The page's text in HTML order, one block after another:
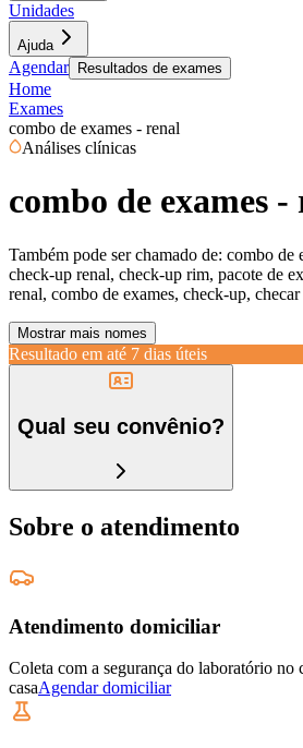
Unidades
Ajuda
Agendar Resultados de exames
Home
Exames
combo de exames - renal
Análises clínicas
combo de exames -
Também pode ser chamado de: combo de
check-up renal, check-up rim, pacote de
renal, combo de exames, check-up, checar
Mostrar mais nomes
Resultado em até 7 dias úteis
Qual seu convênio?
Sobre o atendimento
Atendimento domiciliar
Coleta com a segurança do laboratório no
casaAgendar domiciliar